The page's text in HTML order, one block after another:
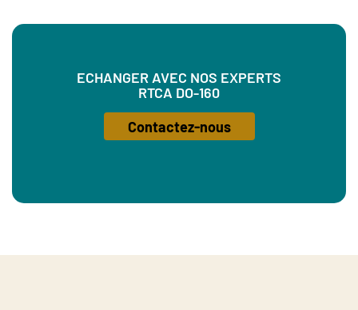
ECHANGER AVEC NOS EXPERTS
RTCA DO-160
Contactez-nous